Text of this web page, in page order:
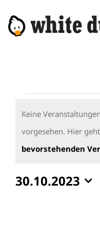
Inhalt
für
30.
Oktober
Hinweis
Keine
vorgesehen. Hier
bevorstehenden
30.10.2023